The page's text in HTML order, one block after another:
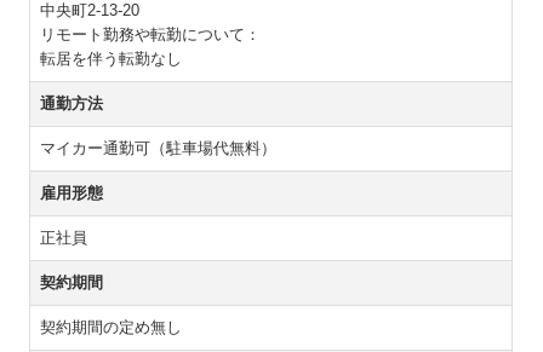
中央町2-13-20
リモート勤務や転勤について：
転居を伴う転勤なし
通勤方法
マイカー通勤可（駐車場代無料）
雇用形態
正社員
契約期間
契約期間の定め無し